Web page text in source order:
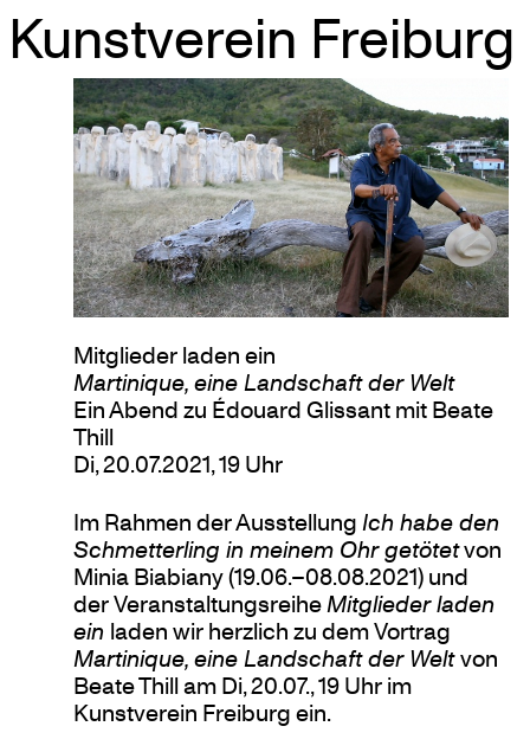
Kunstverein Freiburg
Skip
to
content
Mitglieder laden ein
Martinique, eine Landschaft der Welt
Ein Abend zu Édouard Glissant mit Beate
Thill
Di, 20.07.2021, 19 Uhr
Im Rahmen der Ausstellung Ich habe den
Schmetterling in meinem Ohr getötetvon
Minia Biabiany (19.06.–08.08.2021) und
der VeranstaltungsreiheMitglieder laden
ein laden wir herzlich zu dem Vortrag
Martinique, eine Landschaft der Weltvon
Beate Thill am Di, 20.07., 19 Uhr im
Kunstverein Freiburg ein.